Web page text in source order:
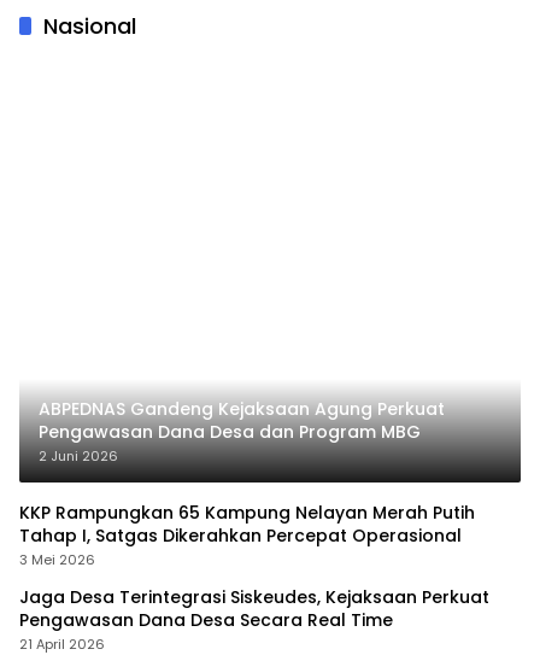
Perisai SI
Nasional
ABPEDNAS Gandeng Kejaksaan Agung Perkuat
Pengawasan Dana Desa dan Program MBG
2 Juni 2026
KKP Rampungkan 65 Kampung Nelayan Merah Putih
Tahap I, Satgas Dikerahkan Percepat Operasional
3 Mei 2026
Jaga Desa Terintegrasi Siskeudes, Kejaksaan Perkuat
Pengawasan Dana Desa Secara Real Time
21 April 2026